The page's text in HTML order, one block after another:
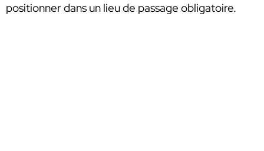
positionner dans un lieu de passage obligatoire.